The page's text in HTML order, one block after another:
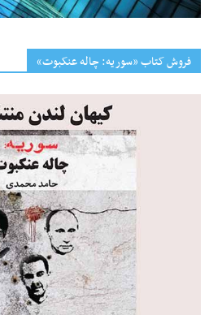
فروش کتاب «سوریه: چاله عنکبوت»